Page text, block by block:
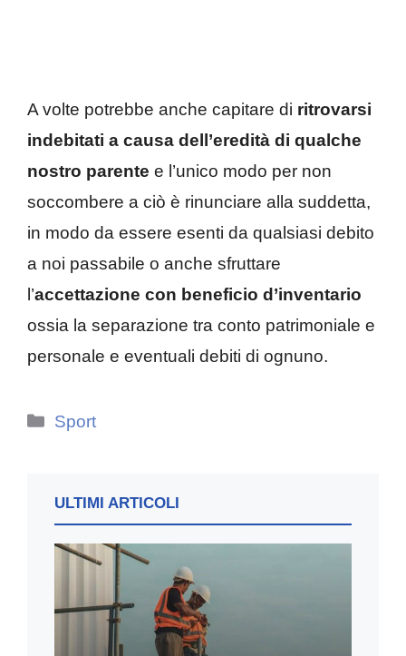
A volte potrebbe anche capitare di ritrovarsi
indebitati a causa dell’eredità di qualche
nostro parente e l’unico modo per non
soccombere a ciò è rinunciare alla suddetta,
in modo da essere esenti da qualsiasi debito
a noi passabile o anche sfruttare
l’accettazione con beneficio d’inventario
ossia la separazione tra conto patrimoniale e
personale e eventuali debiti di ognuno.
Categorie
Sport
ULTIMI ARTICOLI